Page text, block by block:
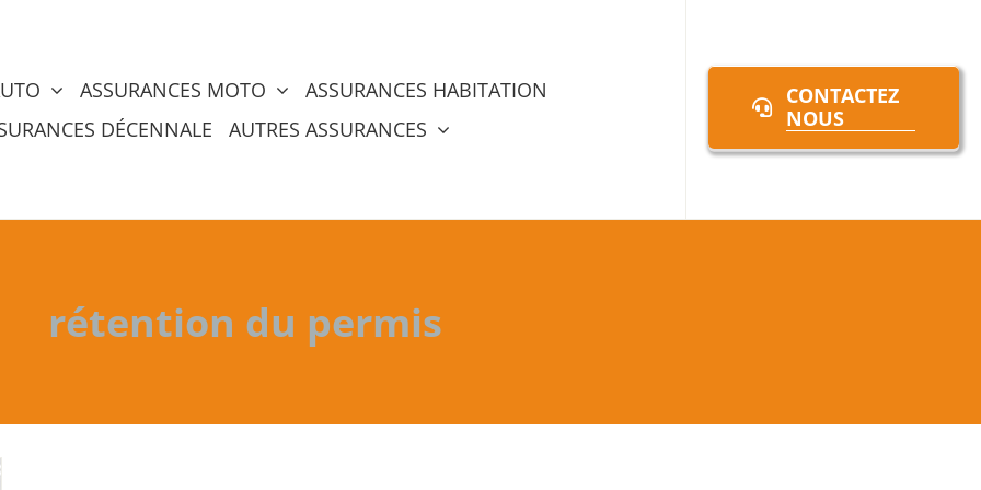
ASSURANCES MOTO
ASSURANCES HABITATION
DÉCENNALE
AUTRES ASSURANCES
CONTACTEZ
NOUS
rétention du permis